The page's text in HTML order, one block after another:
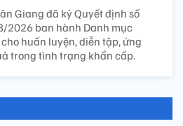
Giang đã ký Quyết định số
2026 ban hành Danh mục
huấn luyện, diễn tập, ứng
trong tình trạng khẩn cấp.